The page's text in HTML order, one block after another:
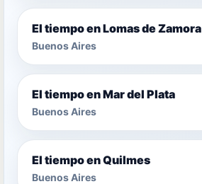
El tiempo en Lomas de Zamora
Buenos Aires
El tiempo en Mar del Plata
Buenos Aires
El tiempo en Quilmes
Buenos Aires